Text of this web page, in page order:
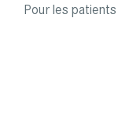
Pour les patients